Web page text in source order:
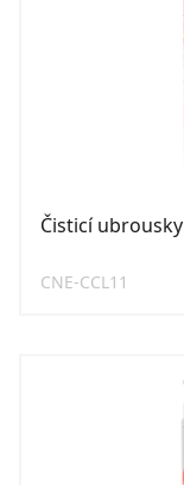
Čisticí
CNE-CCL11